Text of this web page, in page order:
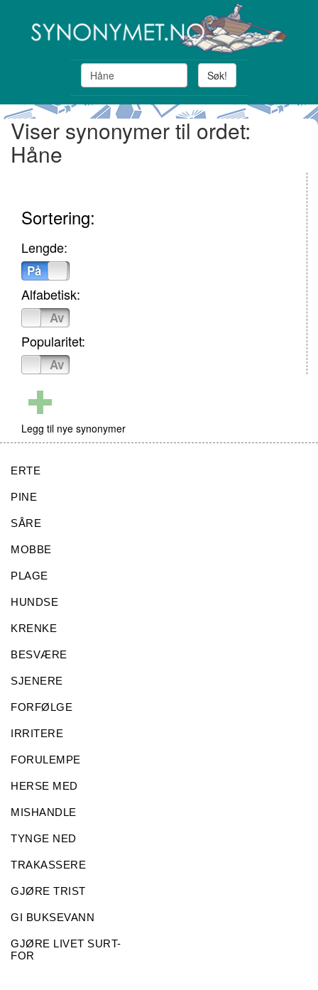
Søk!
Viser synonymer til ordet:
Håne
Sortering:
Lengde:
På
Alfabetisk:
Av
Popularitet:
Av
Legg til nye synonymer
ERTE
PINE
SÅRE
MOBBE
PLAGE
HUNDSE
KRENKE
BESVÆRE
SJENERE
FORFØLGE
IRRITERE
FORULEMPE
HERSE MED
MISHANDLE
TYNGE NED
TRAKASSERE
GJØRE TRIST
GI BUKSEVANN
GJØRE LIVET SURT-
FOR